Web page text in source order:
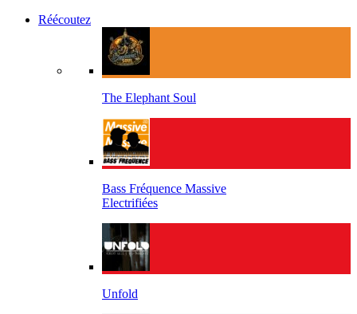
Réécoutez
The Elephant Soul
Bass Fréquence Massive
Electrifiées
Unfold